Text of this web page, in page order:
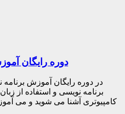
دوره رایگان
در دوره رایگان آموزش برنامه
برنامه نویسی و استفاده از
کامپیوتری آشنا می شوید و می